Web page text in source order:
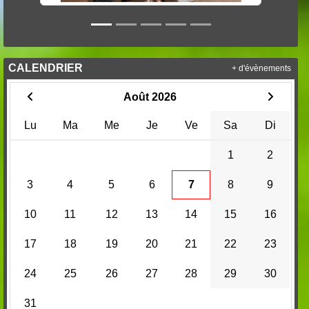
CALENDRIER
Août 2026
Lu Ma Me Je Ve Sa Di
1 2
3 4 5 6 7 8 9
10 11 12 13 14 15 16
17 18 19 20 21 22 23
24 25 26 27 28 29 30
31
+ d'évènements